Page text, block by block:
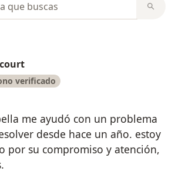
verificado
me ayudó con un problema
desde hace un año. estoy
por su compromiso y atención,